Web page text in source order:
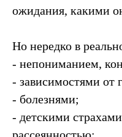
ожидания, какими
Но нередко в
- непониманием,
- зависимостями от
- болезнями;
- детскими